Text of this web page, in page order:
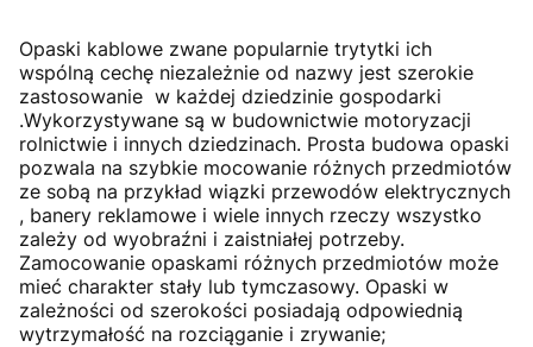
Opaski kablowe zwane popularnie trytytki ich
wspólną cechę niezależnie od nazwy jest szerokie
zastosowanie w każdej dziedzinie gospodarki
.Wykorzystywane są w budownictwie motoryzacji
rolnictwie i innych dziedzinach. Prosta budowa opaski
pozwala na szybkie mocowanie różnych przedmiotów
ze sobą na przykład wiązki przewodów elektrycznych
, banery reklamowe i wiele innych rzeczy wszystko
zależy od wyobraźni i zaistniałej potrzeby.
Zamocowanie opaskami różnych przedmiotów może
mieć charakter stały lub tymczasowy. Opaski w
zależności od szerokości posiadają odpowiednią
wytrzymałość na rozciąganie i zrywanie;